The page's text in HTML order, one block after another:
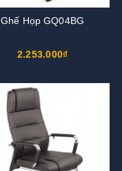
Ghế Họp GQ04BG
2.253.000₫